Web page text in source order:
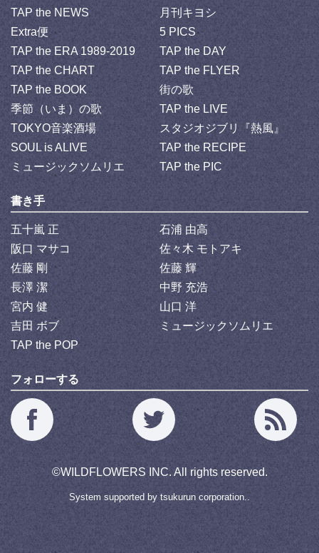
TAP the NEWS
月刊キヨシ
Extra便
5 PICS
TAP the ERA 1989-2019
TAP the DAY
TAP the CHART
TAP the FLYER
TAP the BOOK
街の歌
季節（いま）の歌
TAP the LIVE
TOKYO音楽酒場
スタジオジブリ『熱風』
SOUL is ALIVE
TAP the RECIPE
ミュージックソムリエ
TAP the PIC
書き手
五十嵐 正
石浦 由高
阪口 マサコ
佐々木 モトアキ
佐藤 剛
佐藤 輝
長澤 潔
中野 充浩
宮内 健
山口 洋
吉田 ボブ
ミュージックソムリエ
TAP the POP
フォローする
©WILDFLOWERS INC. All rights reserved.
System supported by tsukurun corporation..